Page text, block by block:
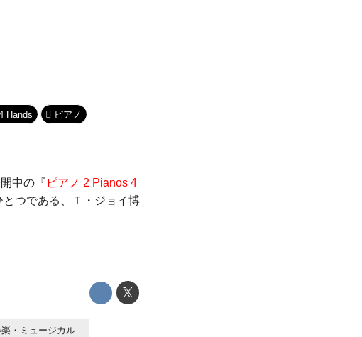
Hands ピアノ
中の『 ピアノ 2 Pianos 4
つである、Ｔ・ジョイ博
・ミュージカル